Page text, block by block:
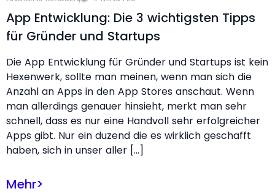
App Entwicklung: Die 3 wichtigsten Tipps
für Gründer und Startups
Die App Entwicklung für Gründer und Startups ist kein
Hexenwerk, sollte man meinen, wenn man sich die
Anzahl an Apps in den App Stores anschaut. Wenn
man allerdings genauer hinsieht, merkt man sehr
schnell, dass es nur eine Handvoll sehr erfolgreicher
Apps gibt. Nur ein duzend die es wirklich geschafft
haben, sich in unser aller […]
Mehr>